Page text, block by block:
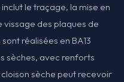
le traçage, la mise en
vissage des plaques de
réalisées en BA13
sèches, avec renforts
sèche peut recevoir